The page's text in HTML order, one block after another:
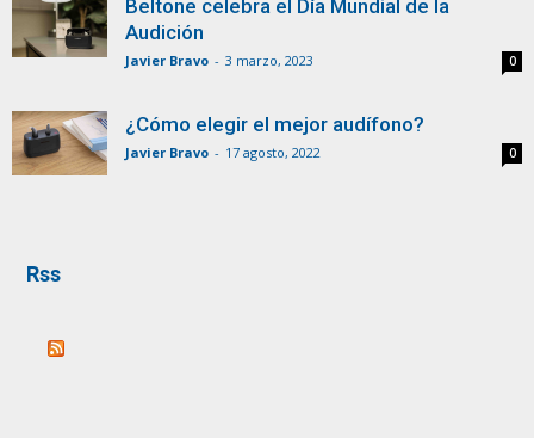
Beltone celebra el Día Mundial de la
Audición
Javier Bravo - 3 marzo, 2023 0
¿Cómo elegir el mejor audífono?
Javier Bravo - 17 agosto, 2022 0
Rss